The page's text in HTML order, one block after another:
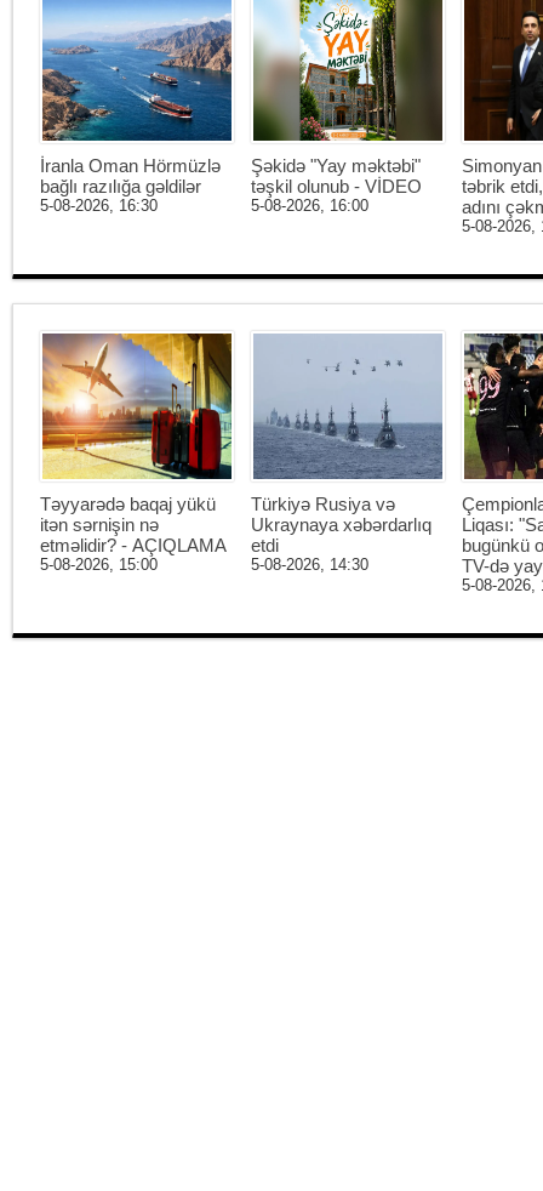
İranla Oman Hörmüzlə
bağlı razılığa gəldilər
5-08-2026, 16:30
Şəkidə "Yay məktəbi"
təşkil olunub - VİDEO
5-08-2026, 16:00
təbrik
adını
5-08-2026,
Təyyarədə baqaj yükü
itən sərnişin nə
etməlidir? - AÇIQLAMA
5-08-2026, 15:00
Türkiyə Rusiya və
Ukraynaya xəbərdarlıq
etdi
5-08-2026, 14:30
Liqası:
bugünkü
TV-də
5-08-2026,